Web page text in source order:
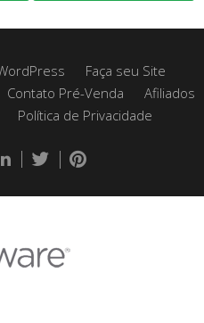
Faça seu Site
Contato Pré-Venda
Afiliados
Política de Privacidade